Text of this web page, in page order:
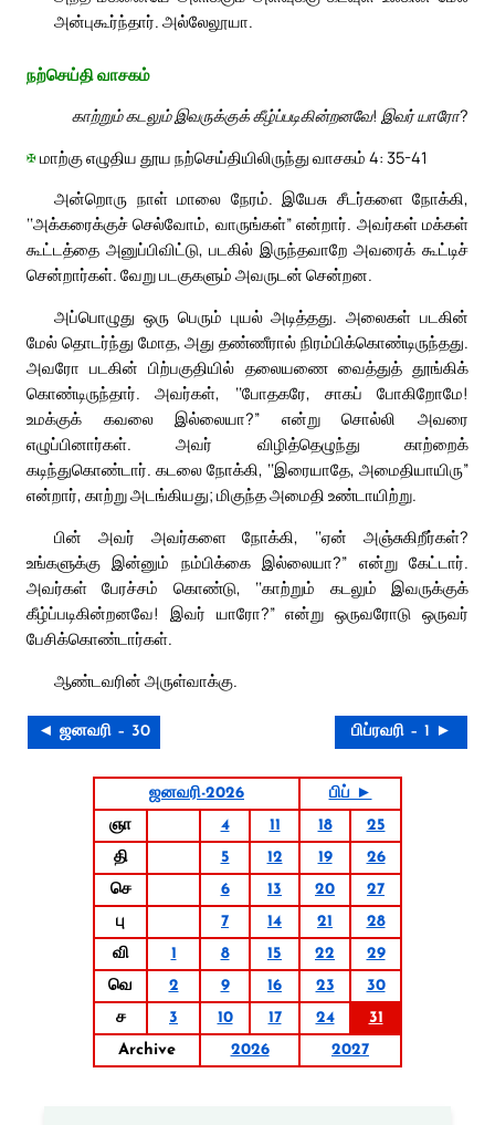
அன்புகூர்ந்தார். அல்லேலூயா.
நற்செய்தி வாசகம்
காற்றும் கடலும் இவருக்குக் கீழ்ப்படிகின்றனவே! இவர் யாரோ?
✠மாற்கு எழுதிய தூய நற்செய்தியிலிருந்து வாசகம் 4: 35-41
அன்றொரு நாள் மாலை நேரம். இயேசு சீடர்களை நோக்கி,
‘‘அக்கரைக்குச் செல்வோம், வாருங்கள்” என்றார். அவர்கள் மக்கள்
கூட்டத்தை அனுப்பிவிட்டு, படகில் இருந்தவாறே அவரைக் கூட்டிச்
சென்றார்கள். வேறு படகுகளும் அவருடன் சென்றன.
அப்பொழுது ஒரு பெரும் புயல் அடித்தது. அலைகள் படகின்
மேல் தொடர்ந்து மோத, அது தண்ணீரால் நிரம்பிக்கொண்டிருந்தது.
அவரோ படகின் பிற்பகுதியில் தலையணை வைத்துத் தூங்கிக்
கொண்டிருந்தார். அவர்கள், ‘‘போதகரே, சாகப் போகிறோமே!
உமக்குக் கவலை இல்லையா?” என்று சொல்லி அவரை
எழுப்பினார்கள். அவர் விழித்தெழுந்து காற்றைக்
கடிந்துகொண்டார். கடலை நோக்கி, ‘‘இரையாதே, அமைதியாயிரு”
என்றார், காற்று அடங்கியது; மிகுந்த அமைதி உண்டாயிற்று.
பின் அவர் அவர்களை நோக்கி, ‘‘ஏன் அஞ்சுகிறீர்கள்?
உங்களுக்கு இன்னும் நம்பிக்கை இல்லையா?” என்று கேட்டார்.
அவர்கள் பேரச்சம் கொண்டு, ‘‘காற்றும் கடலும் இவருக்குக்
கீழ்ப்படிகின்றனவே! இவர் யாரோ?” என்று ஒருவரோடு ஒருவர்
பேசிக்கொண்டார்கள்.
ஆண்டவரின் அருள்வாக்கு.
◄ ஜனவரி – 30 பிப்ரவரி – 1 ►
ஜனவரி-2026
பிப் ►
ஞா
4 11 18
25
தி
5 12 19
26
செ
6 13 20
27
பு
7 14 21
28
வி
1 8 15 22
29
வெ
2 9 16 23
30
ச
3 10 17 24
31
Archive
2026 2027